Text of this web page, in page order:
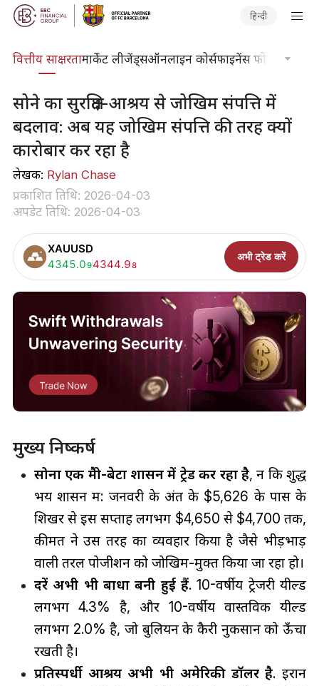
हिन्दी
वित्तीय साक्षरतामार्केट लीजेंड्सऑनलाइन कोर्सफाइनेंस फोकस
सोने का सुरक्षित-आश्रय से जोखिम संपत्ति में
बदलाव: अब यह जोखिम संपत्ति की तरह क्यों
कारोबार कर रहा है
लेखक: Rylan Chase
प्रकाशित तिथि: 2026-04-03
अपडेट तिथि: 2026-04-03
XAUUSD
खरीदें:
4345.09बेचें:
4344.98
अभी ट्रेड करें
मुख्य निष्कर्ष
सोना एक मैक्रो-बेटा शासन में ट्रेड कर रहा है, न कि शुद्ध
भय शासन में: जनवरी के अंत के $5,626 के पास के
शिखर से इस सप्ताह लगभग $4,650 से $4,700 तक,
कीमत ने उस तरह का व्यवहार किया है जैसे भीड़भाड़
वाली तरल पोजीशन को जोखिम-मुक्त किया जा रहा हो।
दरें अभी भी बाधा बनी हुई हैं. 10-वर्षीय ट्रेजरी यील्ड
लगभग 4.3% है, और 10-वर्षीय वास्तविक यील्ड
लगभग 2.0% है, जो बुलियन के कैरी नुकसान को ऊँचा
रखती है।
प्रतिस्पर्धी आश्रय अभी भी अमेरिकी डॉलर है. इरान